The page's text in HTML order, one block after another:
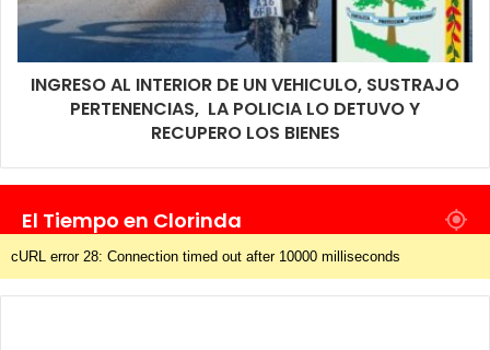
INGRESO AL INTERIOR DE UN VEHICULO, SUSTRAJO
PERTENENCIAS, LA POLICIA LO DETUVO Y
RECUPERO LOS BIENES
El Tiempo en Clorinda
cURL error 28: Connection timed out after 10000 milliseconds